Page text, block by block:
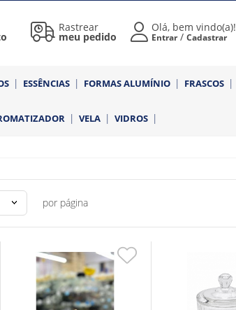
Rastrear
meu pedido
Olá, bem vindo(a)!
Entrar/ Cadastrar
ESSÊNCIAS FORMAS ALUMÍNIO FRASCOS
VELA VIDROS
por página
Adicionar